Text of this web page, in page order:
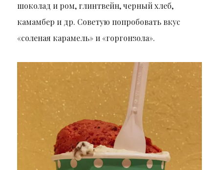
шоколад и ром, глинтвейн, черный хлеб,
камамбер и др. Советую попробовать вкус
«соленая карамель» и «горгонзола».